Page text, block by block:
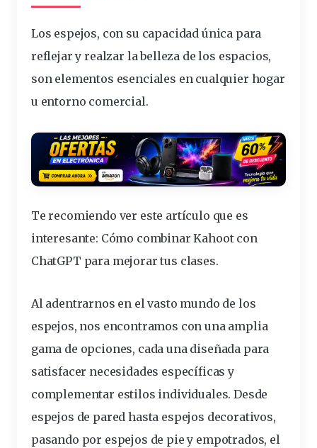
Los espejos, con su capacidad única para
reflejar y realzar la belleza de los espacios,
son elementos esenciales en cualquier hogar
u entorno comercial.
Te recomiendo ver este artículo que es
interesante: Cómo combinar Kahoot con
ChatGPT para mejorar tus clases.
Al adentrarnos en el vasto mundo de los
espejos, nos encontramos con una amplia
gama de opciones, cada una diseñada para
satisfacer necesidades específicas y
complementar estilos individuales. Desde
espejos de pared hasta espejos decorativos,
pasando por espejos de pie y empotrados, el